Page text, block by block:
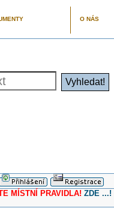
O NÁS
MÍSTNÍ PRAVIDLA! ZDE ...!